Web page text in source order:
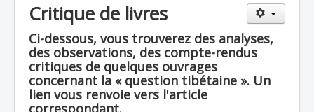
Critique de livres
Ci-dessous, vous trouverez des analyses,
des observations, des compte-rendus
critiques de quelques ouvrages
concernant la « question tibétaine ». Un
lien vous renvoie vers l'article